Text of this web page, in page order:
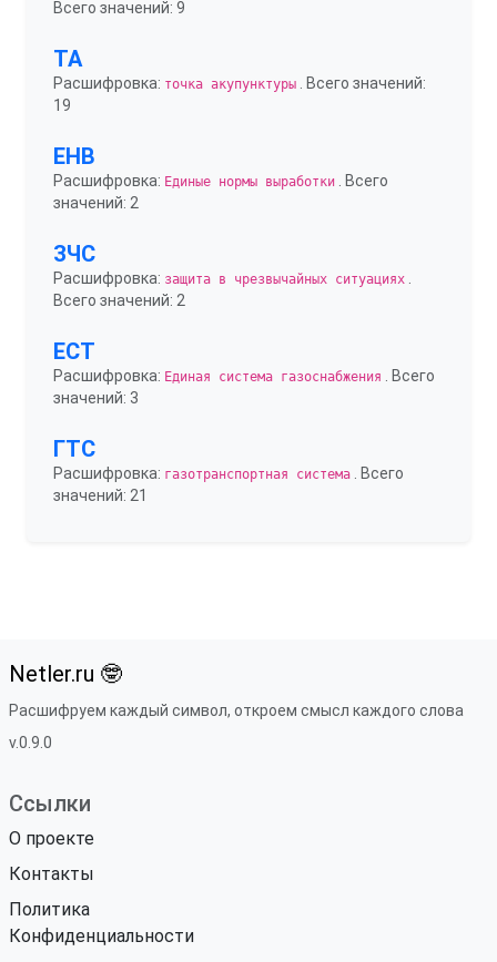
Всего значений: 9
ТА
Расшифровка: точка акупунктуры . Всего значений:
19
ЕНВ
Расшифровка: Единые нормы выработки . Всего
значений: 2
ЗЧС
Расшифровка: защита в чрезвычайных ситуациях
Всего значений: 2
ЕСТ
Расшифровка: Единая система газоснабжения
. Всего
значений: 3
ГТС
Расшифровка: газотранспортная система . Всего
значений: 21
Netler.ru 🤓
Расшифруем каждый символ, откроем смысл каждого слова
v.0.9.0
Ссылки
О проекте
Контакты
Политика
Конфиденциальности